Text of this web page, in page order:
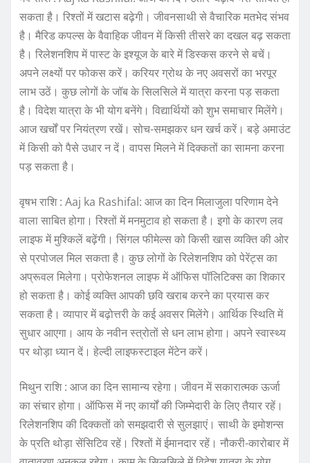
सकता है। रिश्तों में खटास बढ़ेगी। जीवनसाथी से वैचारिक मतभेद संभव
है। मैरिड कपल्स के वैवाहिक जीवन में किसी तीसरे का दखल बढ़ सकता
है। रिलेशनशिप में पास्ट के इश्यूज के बारे में डिस्कस करने से बचें।
अपने लक्ष्यों पर फोकस करें। करियर ग्रोथ के नए अवसरों का भरपूर
लाभ उठें। कुछ लोगों के जॉब के सिलसिले में यात्रा करना पड़ सकता
है। विदेश यात्रा के भी योग बनेंगे। विद्यार्थियों को शुभ समाचार मिलेंगे।
आज खर्चों पर नियंत्रण रखें। सोच-समझकर धन खर्च करें। बड़े अमाउंट
में किसी को पैसे उधार न दें। वापस मिलने में दिक्कतों का सामना करना
पड़ सकता है।
वृषभ राशि : Aaj ka Rashifal: आज का दिन मिलाजुला परिणाम देने
वाला साबित होगा। रिश्तों में मनमुटाव हो सकता है। इगो के कारण लव
लाइफ में मुश्किलें बढ़ेंगी। सिंगल फीमेल्स को किसी खास व्यक्ति की ओर
से प्रपोजल मिल सकता है। कुछ लोगों के रिलेशनशिप को पेरेंट्स का
अप्रूवल मिलेगा। प्रोफेशनल लाइफ में ऑफिस पॉलिटिक्स का शिकार
हो सकता है। कोई व्यक्ति आपकी छवि खराब करने का प्रयास कर
सकता है। व्यापार में बढ़ोत्तरी के कई अवसर मिलेंगे। आर्थिक स्थिति में
सुधार आएगा। आय के नवीन स्त्रोतों से धन लाभ होगा। अपने स्वास्थ्य
पर थोड़ा ध्यान दें। हेल्दी लाइफस्टाइल मेंटेन करें।
मिथुन राशि : आज का दिन सामान्य रहेगा। जीवन में सकारात्मक ऊर्जा
का संचार होगा। ऑफिस में नए कार्यों की जिम्मेदारी के लिए तैयार रहें।
रिलेशनशिप की दिक्कतों को समझदारी से सुलझाएं। साथी के इमोशन्स
के प्रति थोड़ा सेंसिटिव रहें। रिश्तों में ईमानदार रहें। नौकरी-कारोबार में